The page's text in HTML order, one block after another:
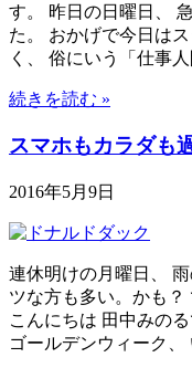
す。 昨日の日曜日、
た。 おかげで今日は
く、 俗にいう「仕事
続きを読む »
スマホもカラダも
2016年5月9日
連休明けの月曜日、
ツな方も多い。かも？
こんにちは 田中みの
ゴールデンウィーク